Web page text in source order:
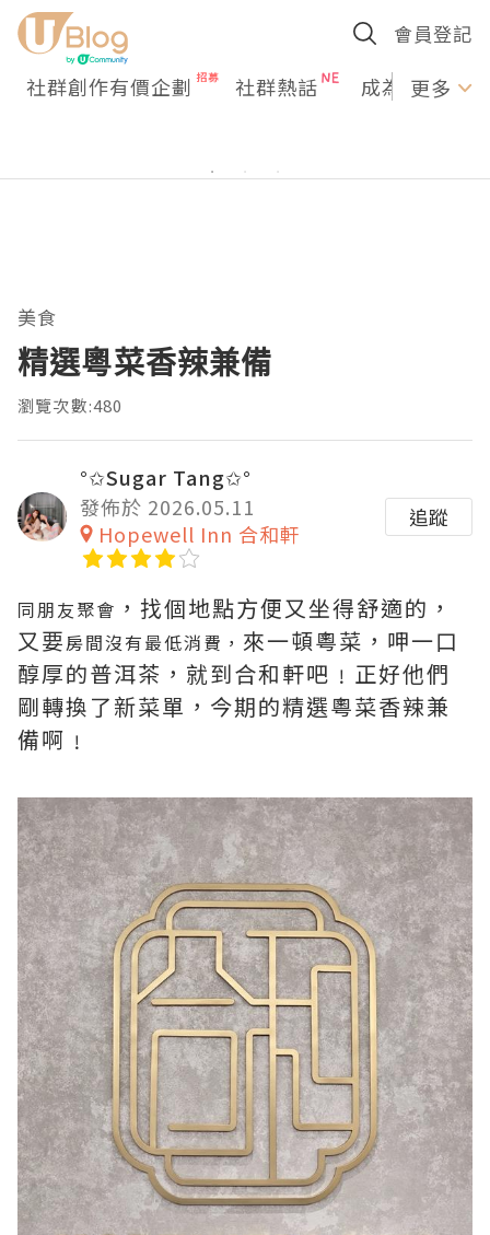
會員登記
社群創作有價企劃 社群熱話 成為U更多
美食
精選粵菜香辣兼備
瀏覽次數:480
°✩Sugar Tang✩°
發佈於 2026.05.11
Hopewell Inn 合和軒
追蹤
同朋友聚會 ，找個地點方便又坐得舒適的，
又要房間沒有最低消費， 來一頓粵菜，呷一口
醇厚的普洱茶，就到合和軒吧﹗正好他們
剛轉換了新菜單，今期的精選粵菜香辣兼
備啊﹗